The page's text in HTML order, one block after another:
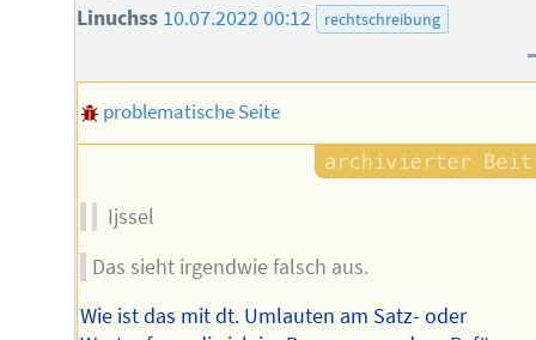
Linuchss 10.07.2022 00:12 rechtschreibung
problematische Seite
Ijssel
Das sieht irgendwie falsch aus.
Wie ist das mit dt. Umlauten am Satz- oder